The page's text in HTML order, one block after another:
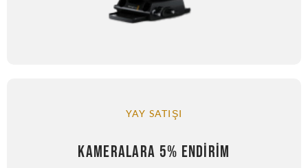
YAY SATIŞI
KAMERALARA 5% ENDIRIM